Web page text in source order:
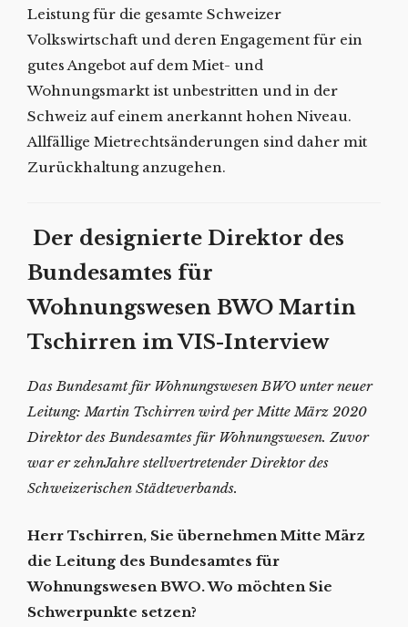
Leistung für die gesamte Schweizer
Volkswirtschaft und deren Engagement für ein
gutes Angebot auf dem Miet- und
Wohnungsmarkt ist unbestritten und in der
Schweiz auf einem anerkannt hohen Niveau.
Allfällige Mietrechtsänderungen sind daher mit
Zurückhaltung anzugehen.
Der designierte Direktor des
Bundesamtes für
Wohnungswesen BWO Martin
Tschirren im VIS-Interview
Das Bundesamt für Wohnungswesen BWO unter neuer
Leitung: Martin Tschirren wird per Mitte März 2020
Direktor des Bundesamtes für Wohnungswesen. Zuvor
war er zehnJahre stellvertretender Direktor des
Schweizerischen Städteverbands.
Herr Tschirren, Sie übernehmen Mitte März
die Leitung des Bundesamtes für
Wohnungswesen BWO. Wo möchten Sie
Schwerpunkte setzen?